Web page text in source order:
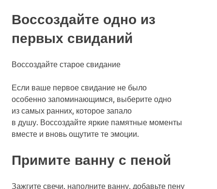
Воссоздайте одно из
первых свиданий
Воссоздайте старое свидание
Если ваше первое свидание не было
особенно запоминающимся, выберите одно
из самых ранних, которое запало
в душу. Воссоздайте яркие памятные моменты
вместе и вновь ощутите те эмоции.
Примите ванну с пеной
Зажгите свечи, наполните ванну, добавьте пену